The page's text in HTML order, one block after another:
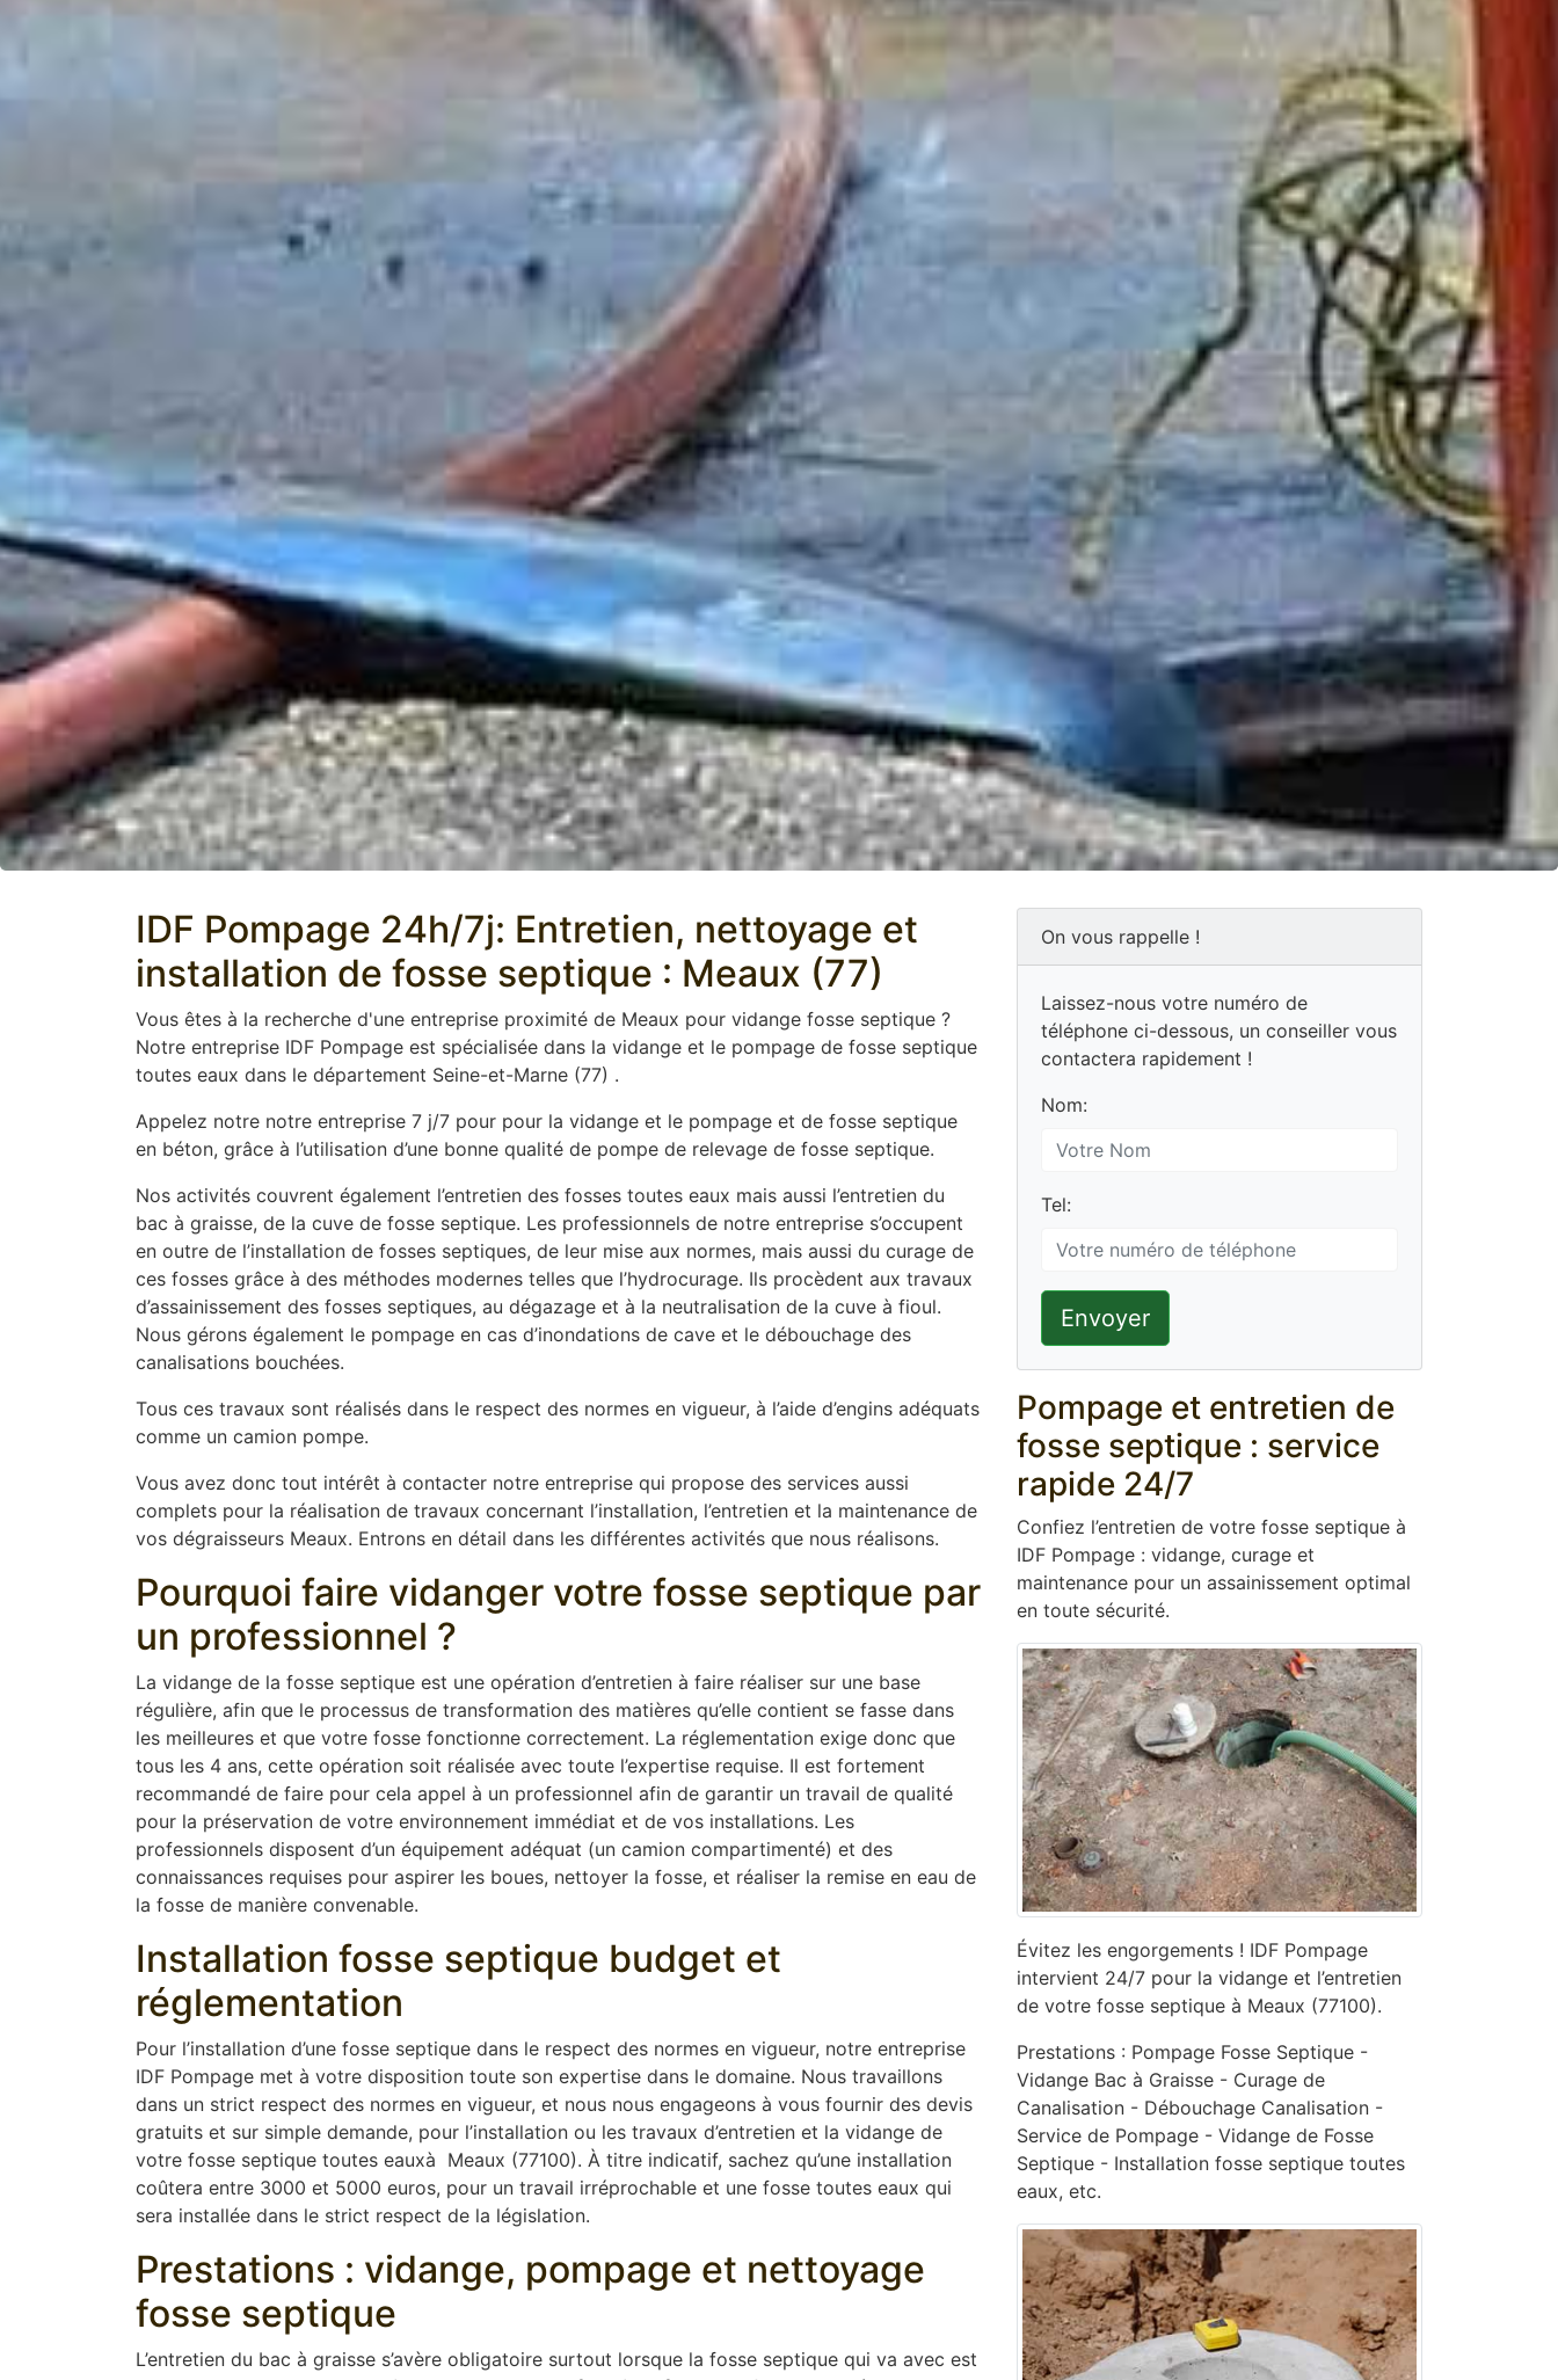
IDF Pompage 24h/7j: Entretien, nettoyage et
installation de fosse septique : Meaux (77)
Vous êtes à la recherche d'une entreprise proximité de Meaux pour vidange fosse septique ?
Notre entreprise IDF Pompage est spécialisée dans la vidange et le pompage de fosse septique
toutes eaux dans le département Seine-et-Marne (77) .
Appelez notre notre entreprise 7 j/7 pour pour la vidange et le pompage et de fosse septique
en béton, grâce à l’utilisation d’une bonne qualité de pompe de relevage de fosse septique.
Nos activités couvrent également l’entretien des fosses toutes eaux mais aussi l’entretien du
bac à graisse, de la cuve de fosse septique. Les professionnels de notre entreprise s’occupent
en outre de l’installation de fosses septiques, de leur mise aux normes, mais aussi du curage de
ces fosses grâce à des méthodes modernes telles que l’hydrocurage. Ils procèdent aux travaux
d’assainissement des fosses septiques, au dégazage et à la neutralisation de la cuve à fioul.
Nous gérons également le pompage en cas d’inondations de cave et le débouchage des
canalisations bouchées.
Tous ces travaux sont réalisés dans le respect des normes en vigueur, à l’aide d’engins adéquats
comme un camion pompe.
Vous avez donc tout intérêt à contacter notre entreprise qui propose des services aussi
complets pour la réalisation de travaux concernant l’installation, l’entretien et la maintenance de
vos dégraisseurs Meaux. Entrons en détail dans les différentes activités que nous réalisons.
Pourquoi faire vidanger votre fosse septique par
un professionnel ?
La vidange de la fosse septique est une opération d’entretien à faire réaliser sur une base
régulière, afin que le processus de transformation des matières qu’elle contient se fasse dans
les meilleures et que votre fosse fonctionne correctement. La réglementation exige donc que
tous les 4 ans, cette opération soit réalisée avec toute l’expertise requise. Il est fortement
recommandé de faire pour cela appel à un professionnel afin de garantir un travail de qualité
pour la préservation de votre environnement immédiat et de vos installations. Les
professionnels disposent d’un équipement adéquat (un camion compartimenté) et des
connaissances requises pour aspirer les boues, nettoyer la fosse, et réaliser la remise en eau de
la fosse de manière convenable.
Installation fosse septique budget et
réglementation
Pour l’installation d’une fosse septique dans le respect des normes en vigueur, notre entreprise
IDF Pompage met à votre disposition toute son expertise dans le domaine. Nous travaillons
dans un strict respect des normes en vigueur, et nous nous engageons à vous fournir des devis
gratuits et sur simple demande, pour l’installation ou les travaux d’entretien et la vidange de
votre fosse septique toutes eauxà Meaux (77100). À titre indicatif, sachez qu’une installation
coûtera entre 3000 et 5000 euros, pour un travail irréprochable et une fosse toutes eaux qui
sera installée dans le strict respect de la législation.
Prestations : vidange, pompage et nettoyage
fosse septique
L’entretien du bac à graisse s’avère obligatoire surtout lorsque la fosse septique qui va avec est
On vous rappelle !
Laissez-nous votre numéro de
téléphone ci-dessous, un conseiller vous
contactera rapidement !
Nom:
Tel:
Envoyer
Pompage et entretien de
fosse septique : service
rapide 24/7
Confiez l’entretien de votre fosse septique à
IDF Pompage : vidange, curage et
maintenance pour un assainissement optimal
en toute sécurité.
Évitez les engorgements ! IDF Pompage
intervient 24/7 pour la vidange et l’entretien
de votre fosse septique à Meaux (77100).
Prestations : Pompage Fosse Septique -
Vidange Bac à Graisse - Curage de
Canalisation - ‎Débouchage Canalisation -
‎Service de Pompage - ‎Vidange de Fosse
Septique - Installation fosse septique toutes
eaux, etc.